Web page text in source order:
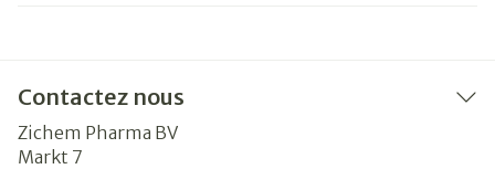
Contactez nous
Zichem Pharma BV
Markt 7